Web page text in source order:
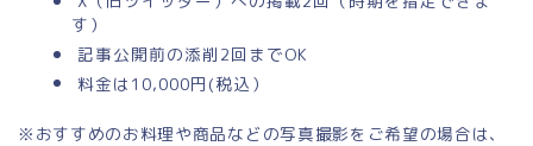
す）
記事公開前の添削2回までOK
料金は10,000円(税込）
※おすすめのお料理や商品などの写真撮影をご希望の場合は、